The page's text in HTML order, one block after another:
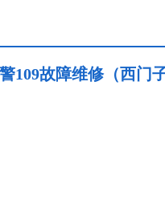
109故障维修（西门